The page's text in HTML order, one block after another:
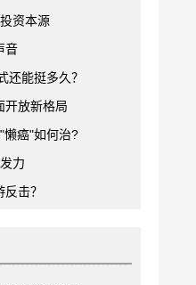
资本源
音
还能挺多久？
开放新格局
懒癌"如何治?
力
击？